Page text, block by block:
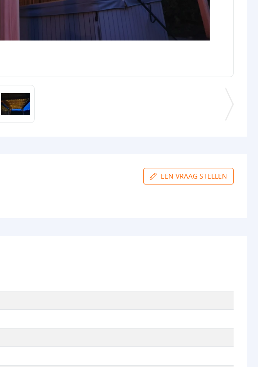
EEN VRAAG STELLEN